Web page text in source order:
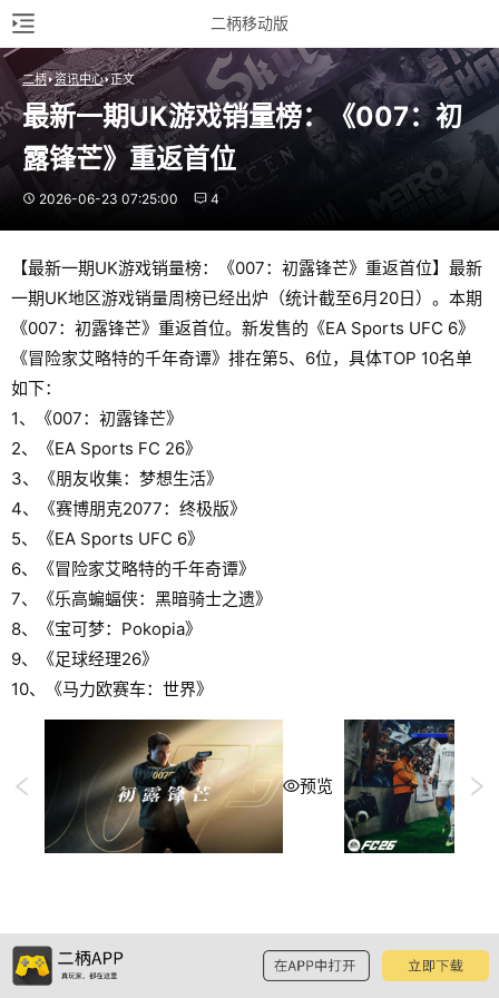
二柄移动版
二柄 资讯中心 正文
最新一期UK游戏销量榜：《007：初
露锋芒》重返首位
2026-06-23 07:25:00 4
【最新一期UK游戏销量榜：《007：初露锋芒》重返首位】最新
一期UK地区游戏销量周榜已经出炉（统计截至6月20日）。本期
《007：初露锋芒》重返首位。新发售的《EA Sports UFC 6》
《冒险家艾略特的千年奇谭》排在第5、6位，具体TOP 10名单
如下：
1、《007：初露锋芒》
2、《EA Sports FC 26》
3、《朋友收集：梦想生活》
4、《赛博朋克2077：终极版》
5、《EA Sports UFC 6》
6、《冒险家艾略特的千年奇谭》
7、《乐高蝙蝠侠：黑暗骑士之遗》
8、《宝可梦：Pokopia》
9、《足球经理26》
10、《马力欧赛车：世界》
预览